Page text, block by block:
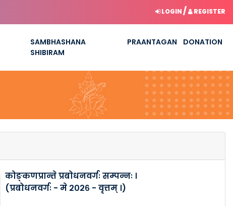
LOGIN/ REGISTER
SAMBHASHANA
SHIBIRAM
PRAANTAGAN DONATION
कोङ्कणप्रान्ते प्रबोधनवर्गः सम्पन्नः ।
(प्रबोधनवर्गः - मे २०२६ - वृत्तम् ।)